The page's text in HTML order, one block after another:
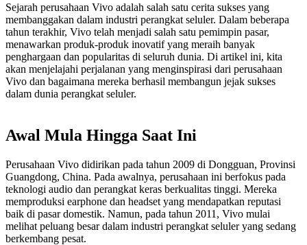
Sejarah perusahaan Vivo adalah salah satu cerita sukses yang
membanggakan dalam industri perangkat seluler. Dalam beberapa
tahun terakhir, Vivo telah menjadi salah satu pemimpin pasar,
menawarkan produk-produk inovatif yang meraih banyak
penghargaan dan popularitas di seluruh dunia. Di artikel ini, kita
akan menjelajahi perjalanan yang menginspirasi dari perusahaan
Vivo dan bagaimana mereka berhasil membangun jejak sukses
dalam dunia perangkat seluler.
Awal Mula Hingga Saat Ini
Perusahaan Vivo didirikan pada tahun 2009 di Dongguan, Provinsi
Guangdong, China. Pada awalnya, perusahaan ini berfokus pada
teknologi audio dan perangkat keras berkualitas tinggi. Mereka
memproduksi earphone dan headset yang mendapatkan reputasi
baik di pasar domestik. Namun, pada tahun 2011, Vivo mulai
melihat peluang besar dalam industri perangkat seluler yang sedang
berkembang pesat.